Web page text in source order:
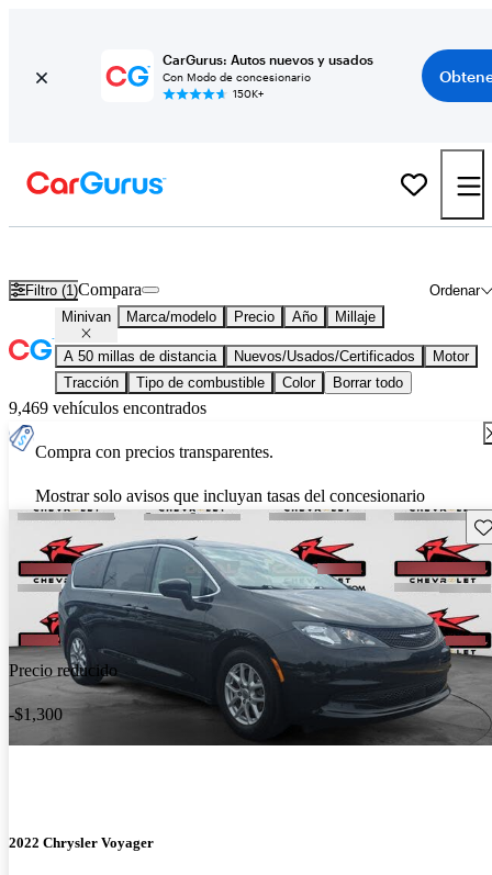
CarGurus: Autos nuevos y usados
Con Modo de concesionario
150K+
Filtro (1) Ordenar
Compara
Minivan Marca/modelo Precio Año Millaje
A 50 millas de distancia Nuevos/Usados/Certificados
Motor
Tracción
Tipo de combustible Color Borrar todo
9,469 vehículos encontrados
Compra con precios transparentes.
Mostrar solo avisos que incluyan tasas del concesionario
Precio reducido
-$1,300
2022 Chrysler Voyager